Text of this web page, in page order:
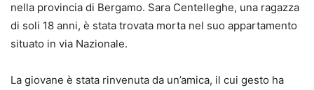
nella provincia di Bergamo. Sara Centelleghe, una ragazza
di soli 18 anni, è stata trovata morta nel suo appartamento
situato in via Nazionale.
La giovane è stata rinvenuta da un’amica, il cui gesto ha